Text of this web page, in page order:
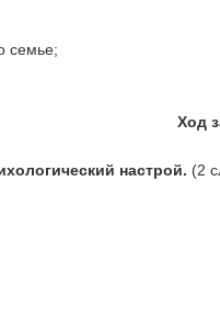
семье;
настрой. (2